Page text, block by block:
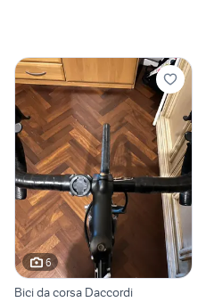
6
Bici da corsa Daccordi